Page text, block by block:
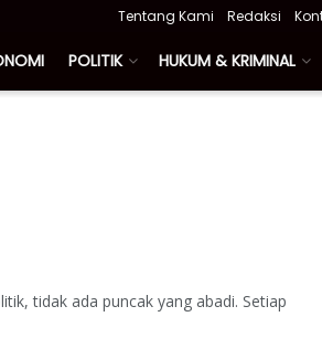
Tentang Kami Redaksi
POLITIK HUKUM & KRIMINAL
tidak ada puncak yang abadi. Setiap